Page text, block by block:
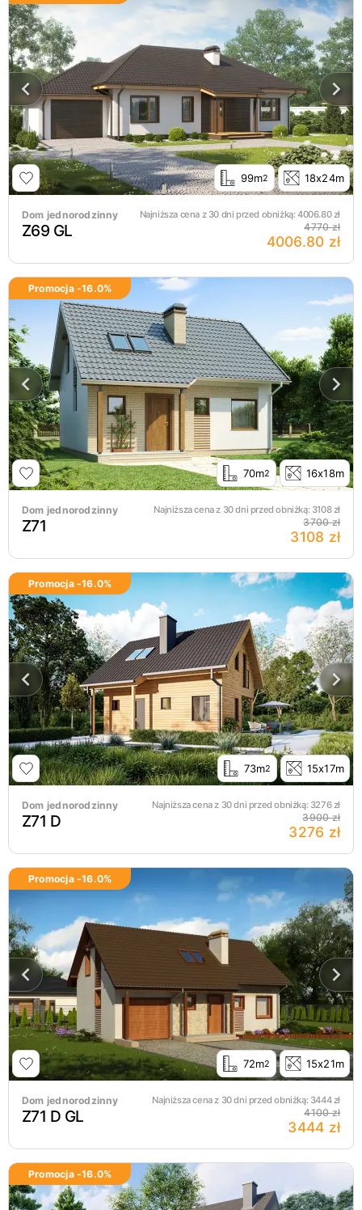
99m2 18x24m
Dom jednorodzinny Najniższa cena z 30 dni przed obniżką:4006.80zł
Z69 GL 4770 zł
4006.80 zł
Promocja -16.0%
70m2 16x18m
Dom jednorodzinny Najniższa cena z 30 dni przed obniżką: 3108zł
Z71 3700 zł
3108 zł
Promocja -16.0%
73m2 15x17m
Dom jednorodzinny Najniższa cena z 30 dni przed obniżką: 3276zł
Z71 D 3900 zł
3276 zł
Promocja -16.0%
72m2 15x21m
Dom jednorodzinny Najniższa cena z 30 dni przed obniżką: 3444zł
Z71 D GL 4100 zł
3444 zł
Promocja -16.0%